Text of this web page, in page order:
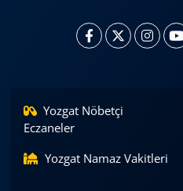
Yozgat Nöbetçi
Eczaneler
Yozgat Namaz Vakitleri